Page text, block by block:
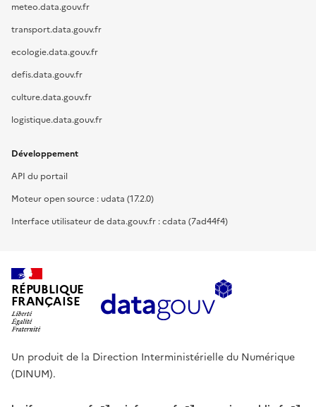
meteo.data.gouv.fr
transport.data.gouv.fr
ecologie.data.gouv.fr
defis.data.gouv.fr
culture.data.gouv.fr
logistique.data.gouv.fr
Développement
API du portail
Moteur open source : udata (17.2.0)
Interface utilisateur de data.gouv.fr : cdata (7ad44f4)
RÉPUBLIQUE
FRANÇAISE
Un produit de la Direction Interministérielle du Numérique
(DINUM).